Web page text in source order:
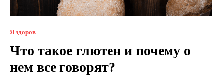
Я здоров
Что такое глютен и почему о
нем все говорят?